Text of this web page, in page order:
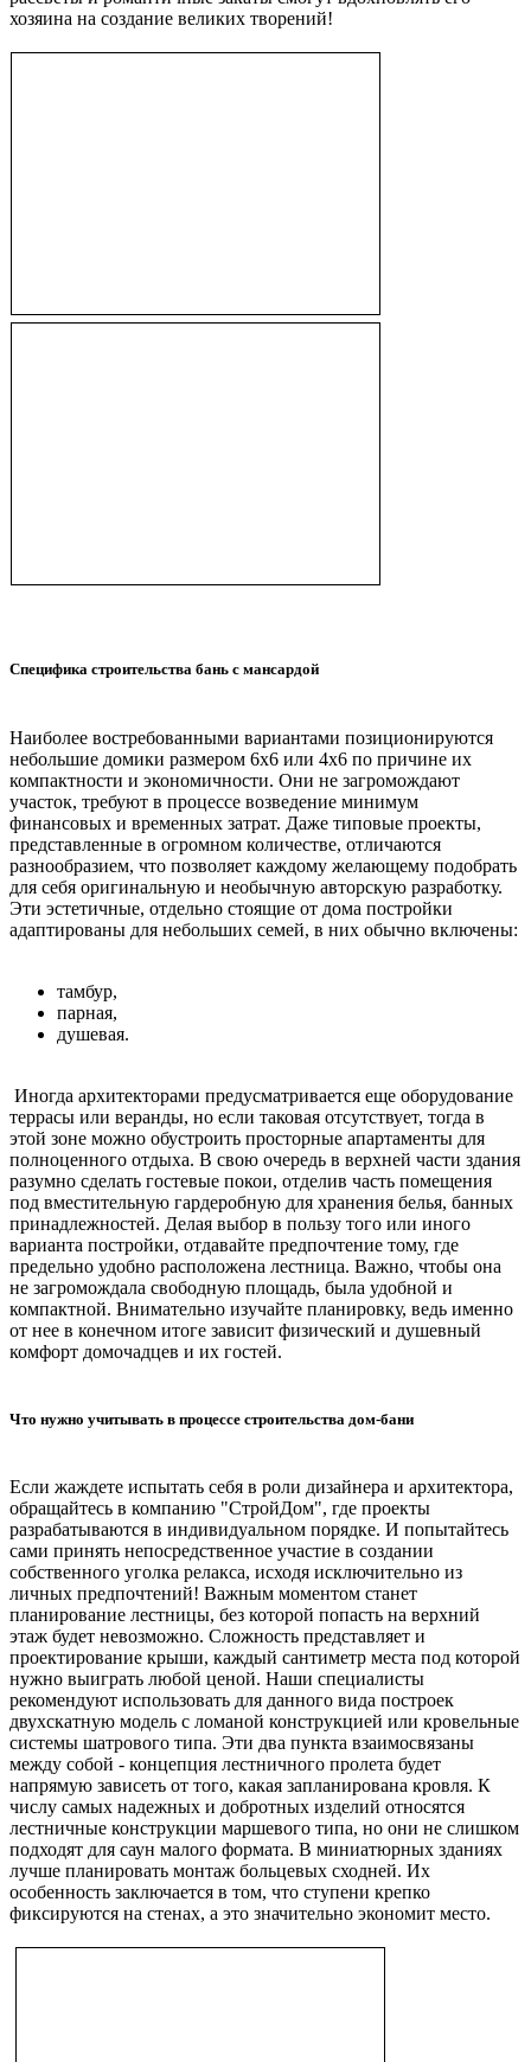
хозяина на создание великих творений!
Специфика строительства бань с мансардой
Наиболее востребованными вариантами позиционируются
небольшие домики размером 6х6 или 4х6 по причине их
компактности и экономичности. Они не загромождают
участок, требуют в процессе возведение минимум
финансовых и временных затрат. Даже типовые проекты,
представленные в огромном количестве, отличаются
разнообразием, что позволяет каждому желающему подобрать
для себя оригинальную и необычную авторскую разработку.
Эти эстетичные, отдельно стоящие от дома постройки
адаптированы для небольших семей, в них обычно включены:
тамбур,
парная,
душевая.
Иногда архитекторами предусматривается еще оборудование
террасы или веранды, но если таковая отсутствует, тогда в
этой зоне можно обустроить просторные апартаменты для
полноценного отдыха. В свою очередь в верхней части здания
разумно сделать гостевые покои, отделив часть помещения
под вместительную гардеробную для хранения белья, банных
принадлежностей. Делая выбор в пользу того или иного
варианта постройки, отдавайте предпочтение тому, где
предельно удобно расположена лестница. Важно, чтобы она
не загромождала свободную площадь, была удобной и
компактной. Внимательно изучайте планировку, ведь именно
от нее в конечном итоге зависит физический и душевный
комфорт домочадцев и их гостей.
Что нужно учитывать в процессе строительства дом-бани
Если жаждете испытать себя в роли дизайнера и архитектора,
обращайтесь в компанию "СтройДом", где проекты
разрабатываются в индивидуальном порядке. И попытайтесь
сами принять непосредственное участие в создании
собственного уголка релакса, исходя исключительно из
личных предпочтений! Важным моментом станет
планирование лестницы, без которой попасть на верхний
этаж будет невозможно. Сложность представляет и
проектирование крыши, каждый сантиметр места под которой
нужно выиграть любой ценой. Наши специалисты
рекомендуют использовать для данного вида построек
двухскатную модель с ломаной конструкцией или кровельные
системы шатрового типа. Эти два пункта взаимосвязаны
между собой - концепция лестничного пролета будет
напрямую зависеть от того, какая запланирована кровля. К
числу самых надежных и добротных изделий относятся
лестничные конструкции маршевого типа, но они не слишком
подходят для саун малого формата. В миниатюрных зданиях
лучше планировать монтаж больцевых сходней. Их
особенность заключается в том, что ступени крепко
фиксируются на стенах, а это значительно экономит место.